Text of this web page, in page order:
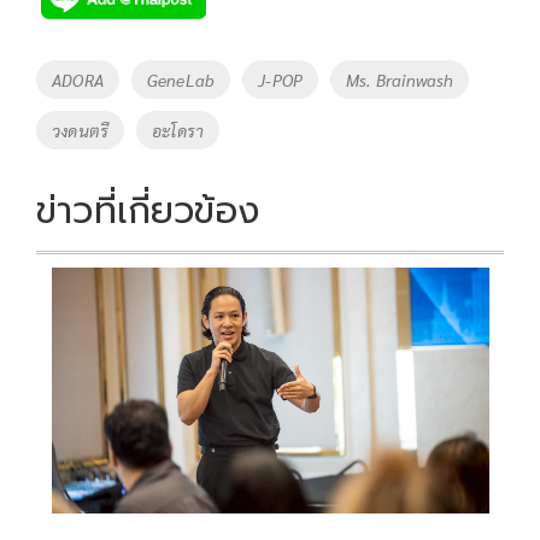
b
o
o
k
er y
Li
n
k
Tags
ADORA GeneLab J-POP Ms. Brainwash
วงดนตรี อะโดรา
ข่าวที่เกี่ยวข้อง